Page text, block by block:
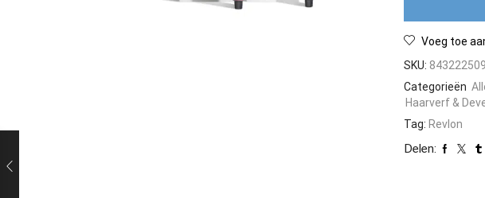
ml
aantalVoeg toe
SKU:
Categorieën
Haarverf &
Tag: Revlon
Delen: